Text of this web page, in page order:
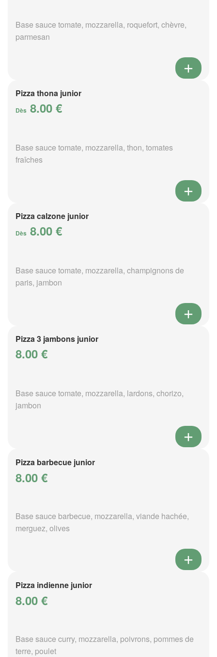
Base sauce tomate, mozzarella, roquefort, chèvre,
parmesan
Pizza thona junior
Dès 8.00 €
Base sauce tomate, mozzarella, thon, tomates
fraîches
Pizza calzone junior
Dès 8.00 €
Base sauce tomate, mozzarella, champignons de
paris, jambon
Pizza 3 jambons junior
8.00 €
Base sauce tomate, mozzarella, lardons, chorizo,
jambon
Pizza barbecue junior
8.00 €
Base sauce barbecue, mozzarella, viande hachée,
merguez, olives
Pizza indienne junior
8.00 €
Base sauce curry, mozzarella, poivrons, pommes de
terre, poulet